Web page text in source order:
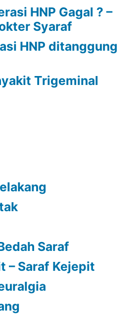
HNP Gagal ? –
Syaraf
HNP ditanggung
Trigeminal
Saraf
– Saraf Kejepit